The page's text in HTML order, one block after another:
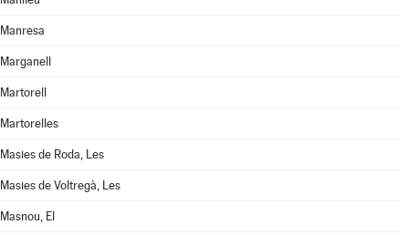
Manresa
Marganell
Martorell
Martorelles
Masies de Roda, Les
Masies de Voltregà, Les
Masnou, El